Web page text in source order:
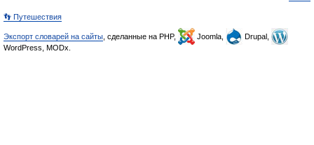
👣 Путешествия
Экспорт словарей на сайты , сделанные на PHP, Joomla,
Drupal,
WordPress, MODx.